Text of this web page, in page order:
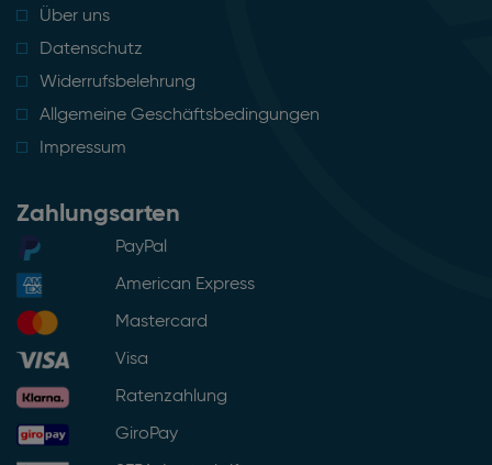
Über uns
Datenschutz
Widerrufsbelehrung
Allgemeine Geschäftsbedingungen
Impressum
Zahlungsarten
PayPal
American Express
Mastercard
Visa
Ratenzahlung
GiroPay